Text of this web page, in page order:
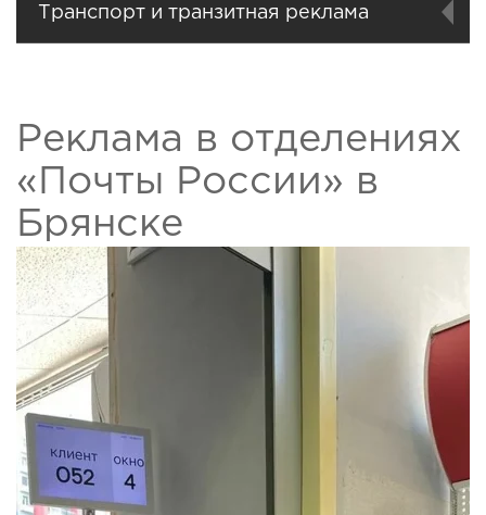
Транспорт и транзитная реклама
Реклама в отделениях
«Почты России» в
Брянске